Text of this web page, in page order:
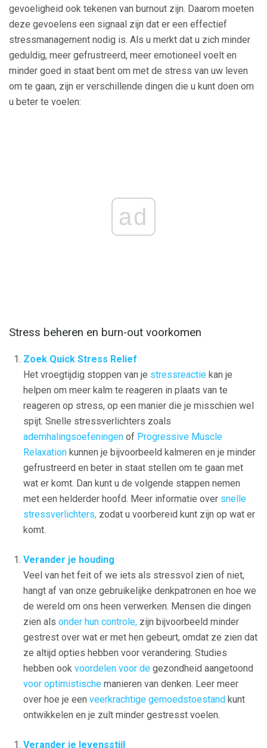
gevoeligheid ook tekenen van burnout zijn. Daarom moeten
deze gevoelens een signaal zijn dat er een effectief
stressmanagement nodig is. Als u merkt dat u zich minder
geduldig, meer gefrustreerd, meer emotioneel voelt en
minder goed in staat bent om met de stress van uw leven
om te gaan, zijn er verschillende dingen die u kunt doen om
u beter te voelen:
ad
Stress beheren en burn-out voorkomen
Zoek Quick Stress Relief
Het vroegtijdig stoppen van je stressreactie kan je
helpen om meer kalm te reageren in plaats van te
reageren op stress, op een manier die je misschien wel
spijt. Snelle stressverlichters zoals
ademhalingsoefeningen of Progressive Muscle
Relaxation kunnen je bijvoorbeeld kalmeren en je minder
gefrustreerd en beter in staat stellen om te gaan met
wat er komt. Dan kunt u de volgende stappen nemen
met een helderder hoofd. Meer informatie over snelle
stressverlichters, zodat u voorbereid kunt zijn op wat er
komt.
Verander je houding
Veel van het feit of we iets als stressvol zien of niet,
hangt af van onze gebruikelijke denkpatronen en hoe we
de wereld om ons heen verwerken. Mensen die dingen
zien als onder hun controle, zijn bijvoorbeeld minder
gestrest over wat er met hen gebeurt, omdat ze zien dat
ze altijd opties hebben voor verandering. Studies
hebben ook voordelen voor de gezondheid aangetoond
voor optimistische manieren van denken. Leer meer
over hoe je een veerkrachtige gemoedstoestand kunt
ontwikkelen en je zult minder gestresst voelen.
Verander je levensstijl